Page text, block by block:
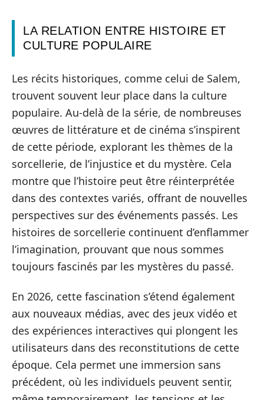
LA RELATION ENTRE HISTOIRE ET
CULTURE POPULAIRE
Les récits historiques, comme celui de Salem,
trouvent souvent leur place dans la culture
populaire. Au-delà de la série, de nombreuses
œuvres de littérature et de cinéma s’inspirent
de cette période, explorant les thèmes de la
sorcellerie, de l’injustice et du mystère. Cela
montre que l’histoire peut être réinterprétée
dans des contextes variés, offrant de nouvelles
perspectives sur des événements passés. Les
histoires de sorcellerie continuent d’enflammer
l’imagination, prouvant que nous sommes
toujours fascinés par les mystères du passé.
En 2026, cette fascination s’étend également
aux nouveaux médias, avec des jeux vidéo et
des expériences interactives qui plongent les
utilisateurs dans des reconstitutions de cette
époque. Cela permet une immersion sans
précédent, où les individuels peuvent sentir,